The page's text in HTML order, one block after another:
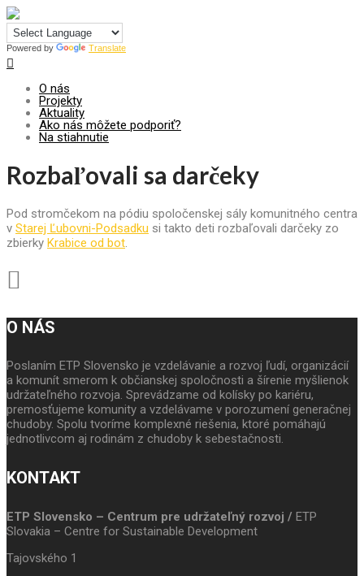
Powered by Translate
O nás
Projekty
Aktuality
Ako nás môžete podporiť?
Na stiahnutie
Rozbaľovali sa darčeky
Pod stromčekom na pódiu spoločenskej sály komunitného centra
v Starej Ľubovni-Podsadku si takto deti rozbaľovali darčeky zo
zbierky Krabice od bot.
O NÁS
Poslaním ETP Slovensko je vzdelávanie a rozvoj ľudí, organizácií
a komunít smerom k občianskej spoločnosti a šírenie myšlienok
udržateľného rozvoja. Sprevádzame od kolísky po kariéru,
premosťujeme komunity a vzdelávame v porozumení generačnej
chudoby. Spolu tvoríme komplexné riešenia, ktoré pomáhajú
jednotlivcom aj rodinám z chudoby k sebestačnosti.
KONTAKT
ETP Slovensko – Centrum pre udržateľný rozvoj / ETP
Slovakia – Centre for Sustainable Development
Tajovského 1